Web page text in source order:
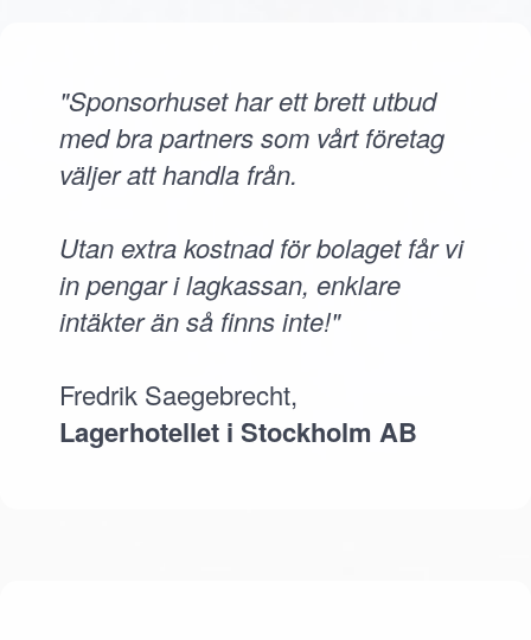
"Sponsorhuset har ett brett utbud
med bra partners som vårt företag
väljer att handla från.
Utan extra kostnad för bolaget får vi
in pengar i lagkassan, enklare
intäkter än så finns inte!"
Fredrik Saegebrecht,
Lagerhotellet i Stockholm AB